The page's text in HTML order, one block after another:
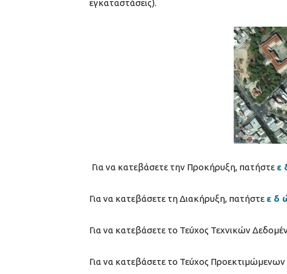
εγκαταστάσεις).
Για να κατεβάσετε την Προκήρυξη, πατήστε ε
Για να κατεβάσετε τη Διακήρυξη, πατήστε ε δ
Για να κατεβάσετε το Τεύχος Τεχνικών
Για να κατεβάσετε το Τεύχος